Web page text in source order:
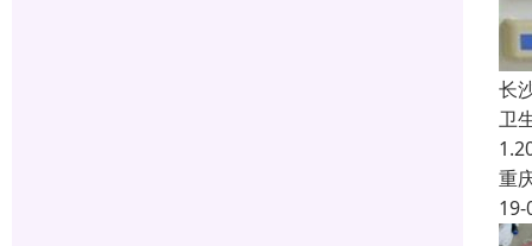
长
卫
重
19-